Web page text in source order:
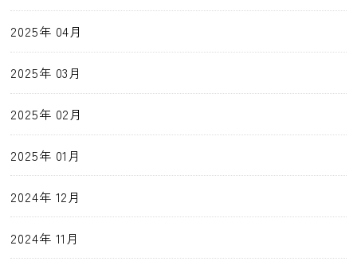
2025年 04月
2025年 03月
2025年 02月
2025年 01月
2024年 12月
2024年 11月